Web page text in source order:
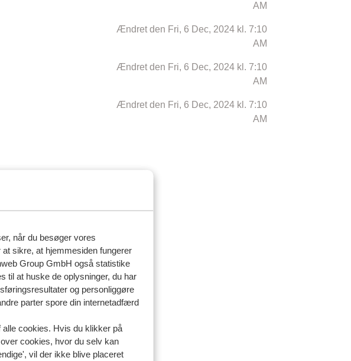
når du besøger vores
sikre, at hjemmesiden fungerer
Group GmbH også statistike
til at huske de oplysninger, du har
og personliggøre
parter spore din internetadfærd
alle cookies. Hvis du klikker på
cookies, hvor du selv kan
vil der ikke blive placeret
AM
Ændret den Fri, 6 Dec, 2024 kl. 7:10
AM
Ændret den Fri, 6 Dec, 2024 kl. 7:10
AM
Ændret den Fri, 6 Dec, 2024 kl. 7:10
AM